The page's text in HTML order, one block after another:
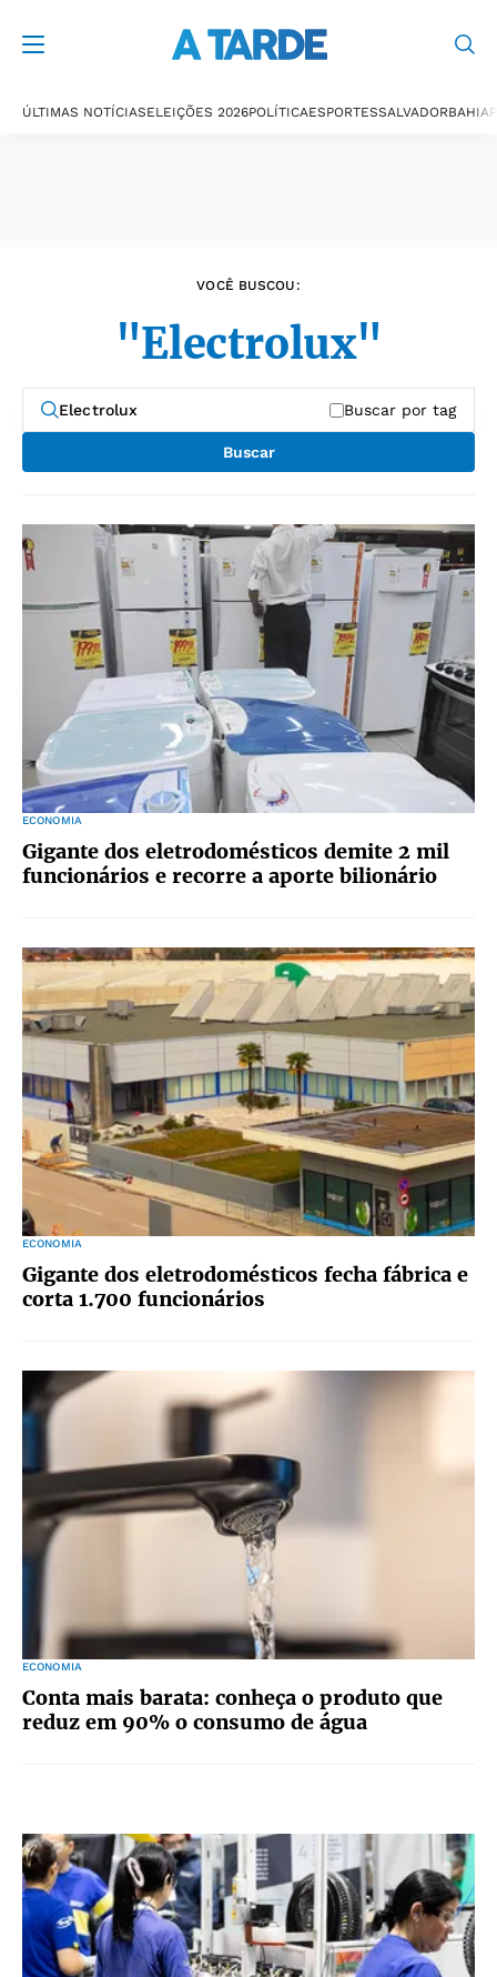
ÚLTIMAS NOTÍCIASELEIÇÕES 2026POLÍTICAESPORTESSALVADORBAHIA
VOCÊ BUSCOU:
"Electrolux"
Buscar por tag
Buscar
ECONOMIA
Gigante dos eletrodomésticos demite 2 mil
funcionários e recorre a aporte bilionário
ECONOMIA
Gigante dos eletrodomésticos fecha fábrica e
corta 1.700 funcionários
ECONOMIA
Conta mais barata: conheça o produto que
reduz em 90% o consumo de água